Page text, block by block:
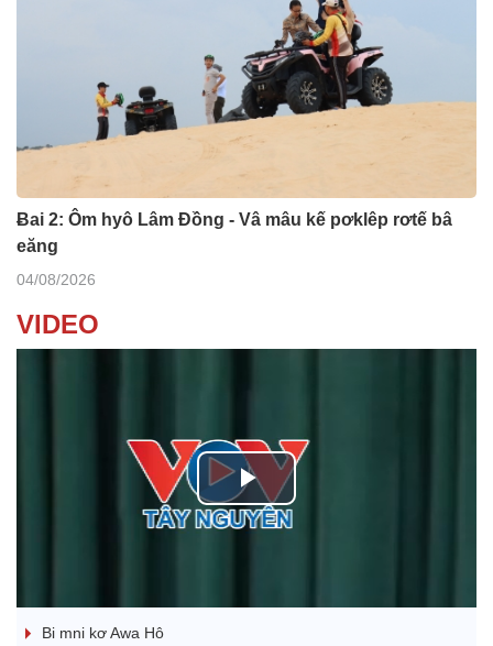
Ƀai 2: Ôm hyô Lâm Đồng - Vâ mâu kế pơklêp rơtế bâ
eăng
04/08/2026
VIDEO
P
a
Bi mni kơ Awa Hô